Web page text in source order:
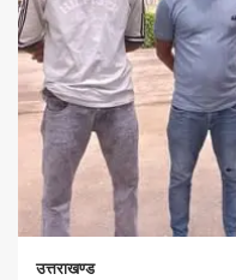
उत्तराखण्ड